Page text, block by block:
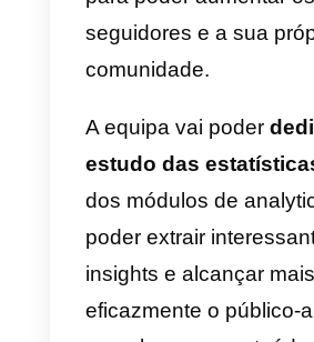
H&M, a
Michael Kors, a
foram já
beta das APIs do
Instagram Direct
benefícios.